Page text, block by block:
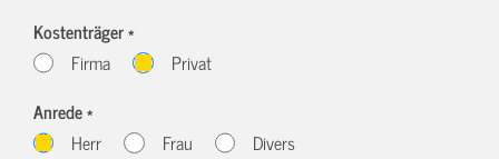
Kostenträger *
Firma
Privat
Anrede *
Herr
Frau Divers